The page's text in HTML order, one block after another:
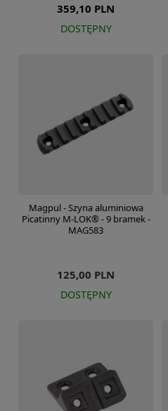
359,10 PLN
DOSTĘPNY
Magpul - Szyna aluminiowa
Picatinny M-LOK® - 9 bramek -
MAG583
125,00 PLN
DOSTĘPNY